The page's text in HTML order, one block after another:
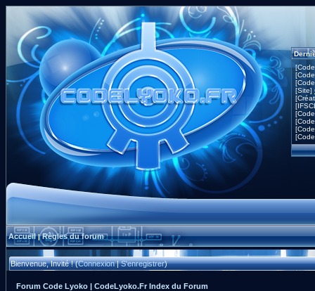
[Site]
Accueil|Règles du forum
Bienvenue, Invité ! (Connexion|S'enregistrer)
Forum Code Lyoko | CodeLyoko.Fr Index du Forum